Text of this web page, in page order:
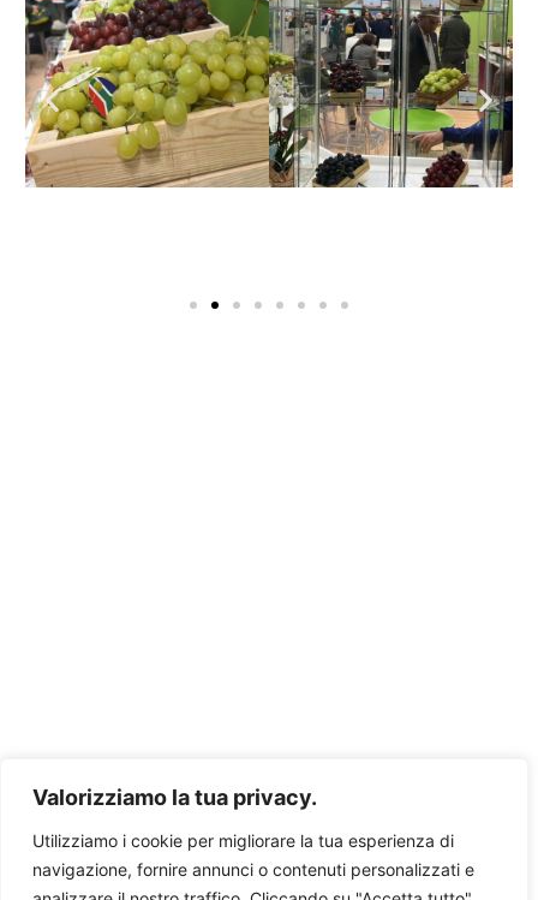
Valorizziamo la tua privacy.
Utilizziamo i cookie per migliorare la tua esperienza di
navigazione, fornire annunci o contenuti personalizzati e